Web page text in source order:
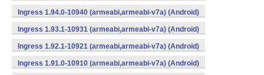
Ingress 1.94.0-10940 (armeabi,armeabi-v7a) (Android)
Ingress 1.93.1-10931 (armeabi,armeabi-v7a) (Android)
Ingress 1.92.1-10921 (armeabi,armeabi-v7a) (Android)
Ingress 1.91.0-10910 (armeabi,armeabi-v7a) (Android)